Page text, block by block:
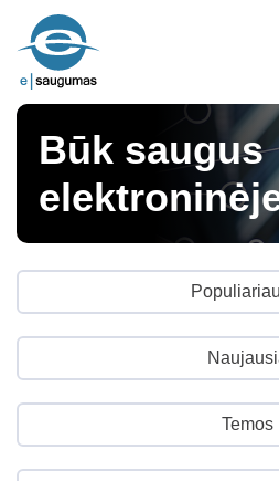
Būk saugus
Temos